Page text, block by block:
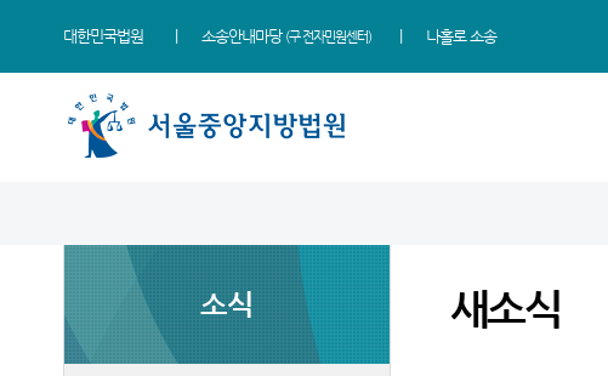
대한민국법원 소송안내마당 (구 전자민원센터) 나홀로 소송
조직 및 전화번호
우리법원 주요판결
법원 게시판
법률상담안내
자주묻는질문
지식재산 전문재판부
IP Chambers
민생전담재판부
부조리 신고센터
법원견학
소식 새소식